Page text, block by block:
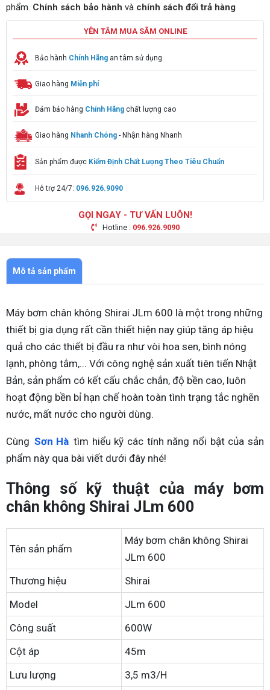
phẩm. Chính sách bảo hành và chính sách đổi trả hàng
YÊN TÂM MUA SẮM ONLINE
Bảo hành Chính Hãng an tâm sử dụng
Giao hàng Miễn phí
Đảm bảo hàng Chính Hãng chất lượng cao
Giao hàng Nhanh Chóng - Nhận hàng Nhanh
Sản phẩm được Kiểm Định Chất Lượng Theo Tiêu Chuẩn
Hỗ trợ 24/7: 096.926.9090
GỌI NGAY - TƯ VẤN LUÔN!
Hotline : 096.926.9090
Mô tả sản phẩm
Máy bơm chân không Shirai JLm 600 là một trong những
thiết bị gia dụng rất cần thiết hiện nay giúp tăng áp hiệu
quả cho các thiết bị đầu ra như vòi hoa sen, bình nóng
lạnh, phòng tắm,... Với công nghệ sản xuất tiên tiến Nhật
Bản, sản phẩm có kết cấu chắc chắn, độ bền cao, luôn
hoạt động bền bỉ hạn chế hoàn toàn tình trạng tắc nghẽn
nước, mất nước cho người dùng.
Cùng Sơn Hà tìm hiểu kỹ các tính năng nổi bật của sản
phẩm này qua bài viết dưới đây nhé!
Thông số kỹ thuật của máy bơm
chân không Shirai JLm 600
Tên sản phẩm
Máy bơm chân không Shirai
JLm 600
Thương hiệu
Shirai
Model
JLm 600
Công suất
600W
Cột áp
45m
Lưu lượng
3,5 m3/H